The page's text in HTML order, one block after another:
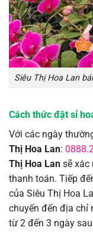
Siêu Thị Hoa Lan
Cách thức đặt sỉ
Với các ngày
Thị Hoa Lan:
Thị Hoa Lan sẽ xác
thanh toán. Tiếp
của Siêu Thị Hoa
chuyến đến địa chỉ
từ 2 đến 3 ngày